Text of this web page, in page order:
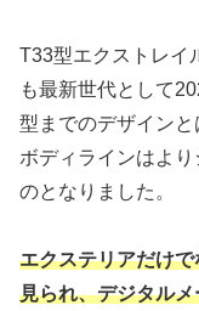
T33型エクストレイ
も最新世代として
型までのデザイン
ボディラインはよ
のとなりました。
エクステリアだけ
見られ、デジタル